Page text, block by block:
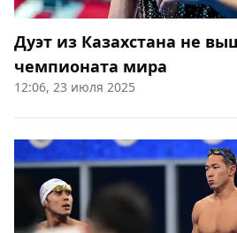
Дуэт из Казахстана не
чемпионата мира
12:06, 23 июля 2025